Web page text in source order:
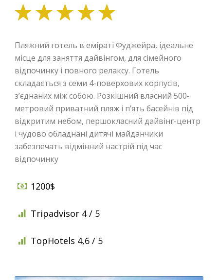
Пляжний готель в еміраті Фуджейра, ідеальне
місце для заняття дайвінгом, для сімейного
відпочинку і повного релаксу. Готель
складається з семи 4-поверхових корпусів,
з’єднаних між собою. Розкішний власний 500-
метровий приватний пляж і п’ять басейнів під
відкритим небом, першокласний дайвінг-центр
і чудово обладнані дитячі майданчики
забезпечать відмінний настрій під час
відпочинку
1200$
Tripadvisor 4 / 5
TopHotels 4,6 / 5